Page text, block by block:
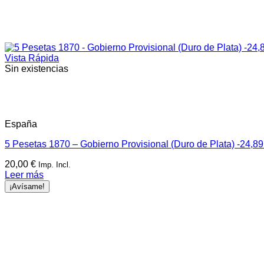
Vista Rápida
Sin existencias
España
5 Pesetas 1870 – Gobierno Provisional (Duro de Plata) -24,89
20,00 € Imp. Incl.
Leer más
¡Avísame!